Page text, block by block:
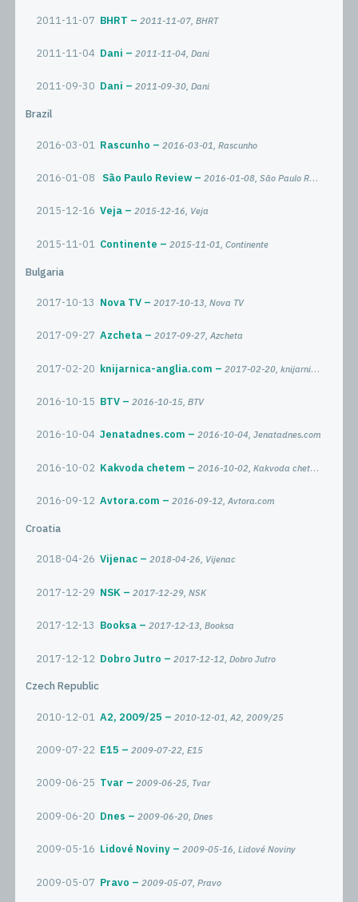
2011-11-07 BHRT 2011-11-07, BHRT
2011-11-04 Dani 2011-11-04, Dani
2011-09-30 Dani 2011-09-30, Dani
Brazil
2016-03-01 Rascunho 2016-03-01, Rascunho
2016-01-08 São Paulo Review 2016-01-08, São Paulo Review
2015-12-16 Veja 2015-12-16, Veja
2015-11-01 Continente 2015-11-01, Continente
Bulgaria
2017-10-13 Nova TV 2017-10-13, Nova TV
2017-09-27 Azcheta 2017-09-27, Azcheta
2017-02-20 knijarnica-anglia.com 2017-02-20, knijarnica-anglia.com
2016-10-15 BTV 2016-10-15, BTV
2016-10-04 Jenatadnes.com 2016-10-04, Jenatadnes.com
2016-10-02 Kakvoda chetem 2016-10-02, Kakvoda chetem
2016-09-12 Avtora.com 2016-09-12, Avtora.com
Croatia
2018-04-26 Vijenac 2018-04-26, Vijenac
2017-12-29 NSK 2017-12-29, NSK
2017-12-13 Booksa 2017-12-13, Booksa
2017-12-12 Dobro Jutro 2017-12-12, Dobro Jutro
Czech Republic
2010-12-01 A2, 2009/25 2010-12-01, A2, 2009/25
2009-07-22 E15 2009-07-22, E15
2009-06-25 Tvar 2009-06-25, Tvar
2009-06-20 Dnes 2009-06-20, Dnes
2009-05-16 Lidové Noviny 2009-05-16, Lidové Noviny
2009-05-07 Pravo 2009-05-07, Pravo